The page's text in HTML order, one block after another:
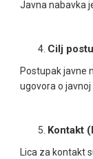
Javna nabavka
Cilj
Postupak javne
ugovora o javnoj
Kontakt
Lica za kontakt